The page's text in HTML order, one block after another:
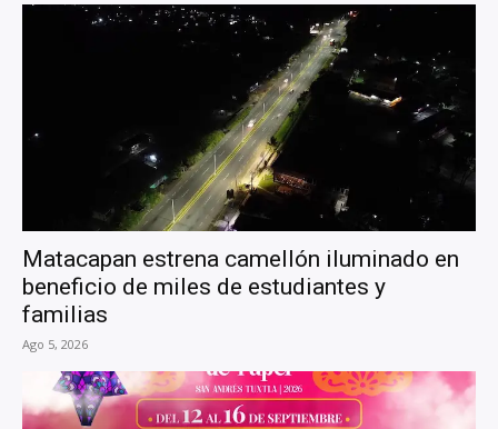
Matacapan estrena camellón iluminado en
beneficio de miles de estudiantes y
familias
Ago 5, 2026